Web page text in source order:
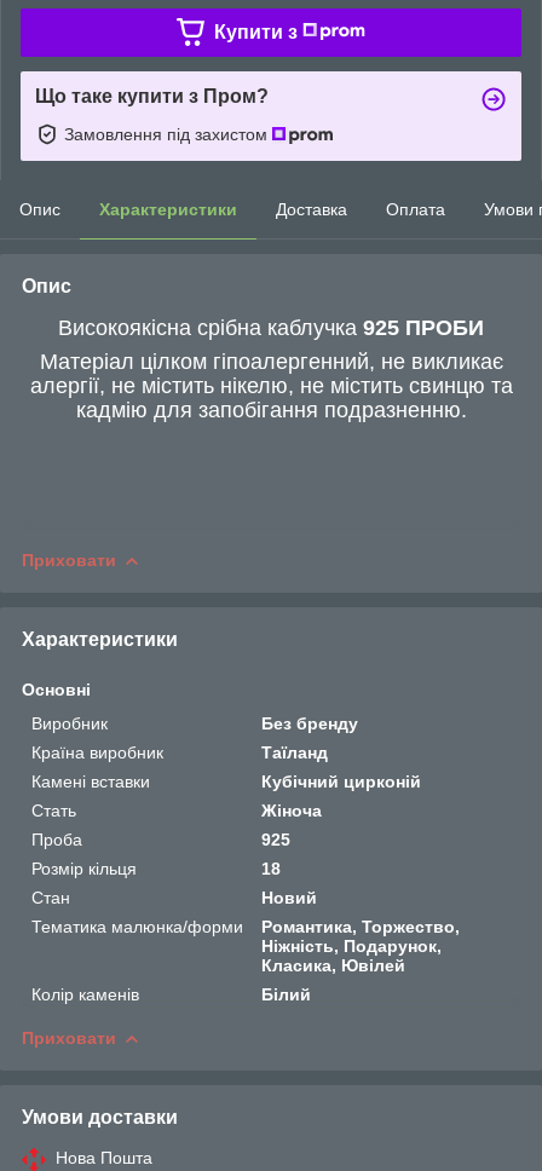
Купити з
Що таке купити з Пром?
Замовлення під захистом
Опис Характеристики Доставка Оплата Умови
Опис
Високоякісна срібна каблучка 925 ПРОБИ
Матеріал цілком гіпоалергенний, не викликає
алергії, не містить нікелю, не містить свинцю та
кадмію для запобігання подразненню.
Приховати
Характеристики
Основні
Виробник
Без бренду
Країна виробник
Таїланд
Камені вставки
Кубічний цирконій
Стать
Жіноча
Проба
925
Розмір кільця
18
Стан
Новий
Тематика малюнка/форми
Романтика, Торжество,
Ніжність, Подарунок,
Класика, Ювілей
Колір каменів
Білий
Приховати
Умови доставки
Нова Пошта